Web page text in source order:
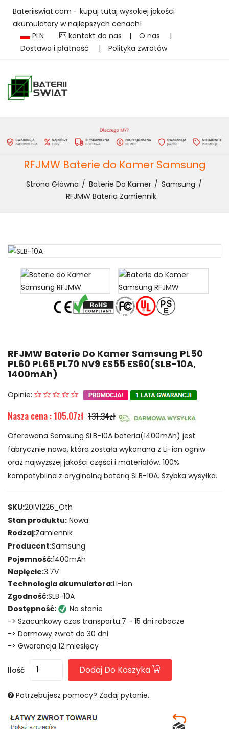
Bateriiswiat.com - kupuj tutaj wysokiej jakości
akumulatory w najlepszych cenach!
PLN
kontakt do nas | O nas
|
Dostawa i płatność
| Polityka zwrotów
RFJMW Baterie do Kamer Samsung
Strona Główna Baterie Do Kamer
Samsung
RFJMW Bateria Zamiennik
RFJMW Baterie Do Kamer Samsung PL50
PL60 PL65 PL70 NV9 ES55 ES60(SLB-10A,
1400mAh)
Opinie:
Nasza cena : 105.07zł 131.34zł
Oferowana Samsung SLB-10A bateria(1400mAh) jest
fabrycznie nowa, która została wykonana z Li-ion ogniw
oraz najwyższej jakości części i materiałów. 100%
kompatybilna z oryginalną baterią SLB-10A. Szybka wysyłka.
SKU:20IV1226_Oth
Stan produktu: Nowa
Rodzaj:Zamiennik
Producent:Samsung
Pojemność:1400mAh
Napięcie:3.7V
Technologia akumulatora:Li-ion
Zgodność:SLB-10A
Dostępność:
Na stanie
-> Szacunkowy czas transportu:7 - 15 dni robocze
-> Darmowy zwrot do 30 dni
-> Gwarancja 12 miesięcy
Ilość Dodaj Do Koszyka
Potrzebujesz pomocy? Zadaj pytanie.